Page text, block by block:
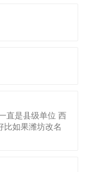
直是县级单位 西
比如果潍坊改名